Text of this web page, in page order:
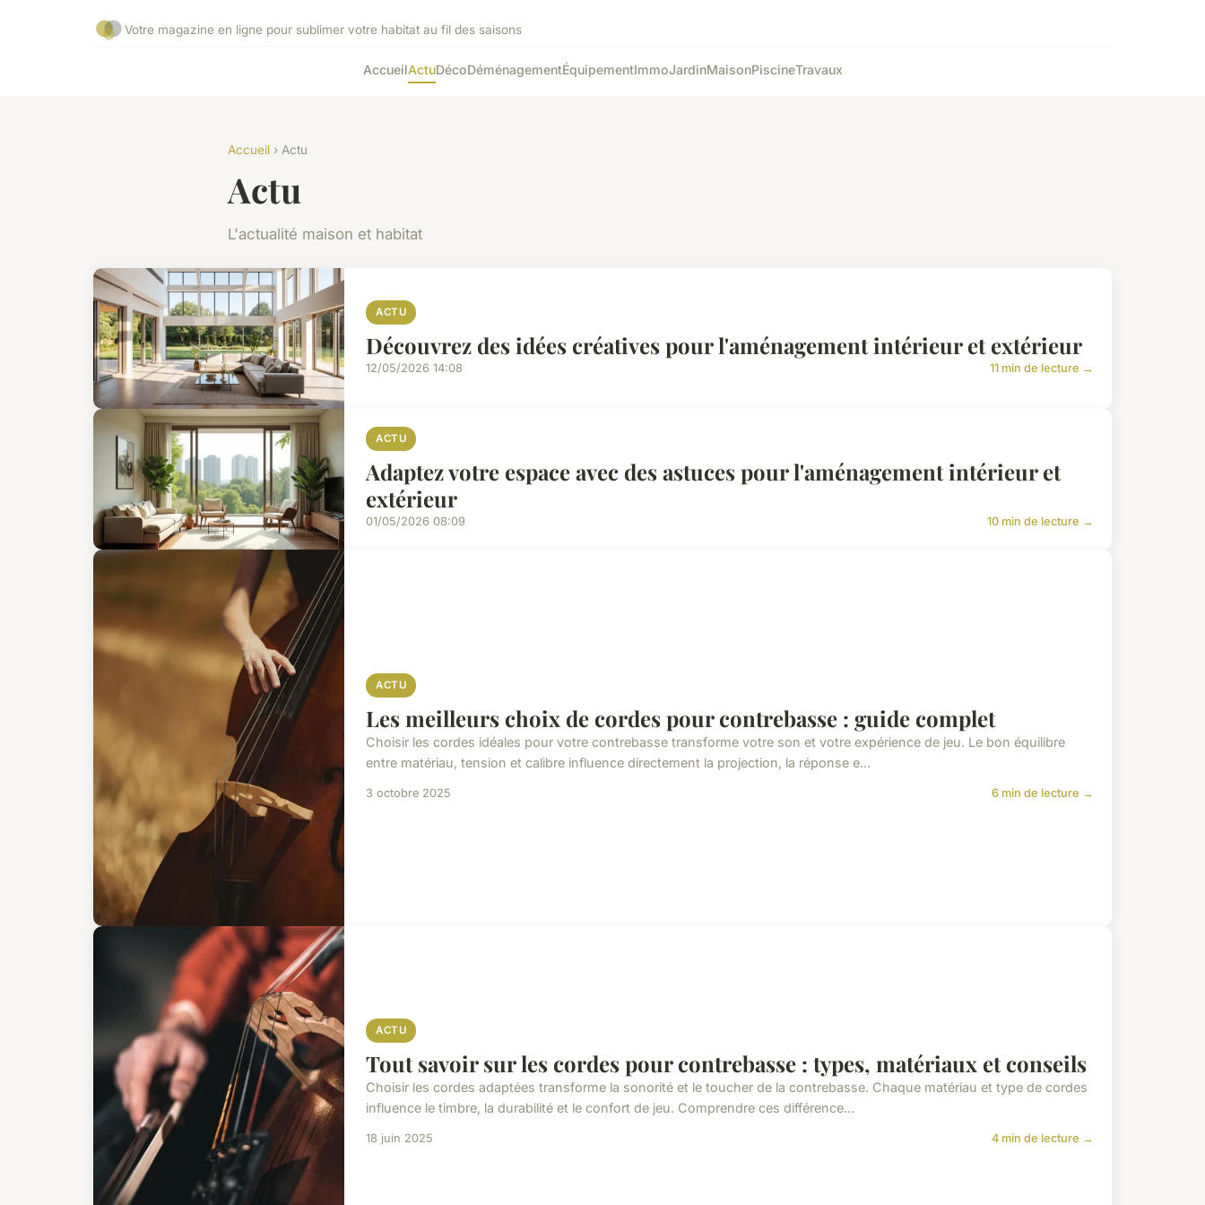
Votre magazine en ligne pour sublimer votre habitat au fil des saisons
AccueilActuDécoDéménagementÉquipementImmoJardinMaisonPiscineTravaux
Accueil › Actu
Actu
L'actualité maison et habitat
ACTU
Découvrez des idées créatives pour l'aménagement intérieur et extérieur
12/05/2026 14:08 11 min de lecture →
ACTU
Adaptez votre espace avec des astuces pour l'aménagement intérieur et
extérieur
01/05/2026 08:09 10 min de lecture →
ACTU
Les meilleurs choix de cordes pour contrebasse : guide complet
Choisir les cordes idéales pour votre contrebasse transforme votre son et votre expérience de jeu. Le bon équilibre
entre matériau, tension et calibre influence directement la projection, la réponse e...
3 octobre 2025 6 min de lecture →
ACTU
Tout savoir sur les cordes pour contrebasse : types, matériaux et conseils
Choisir les cordes adaptées transforme la sonorité et le toucher de la contrebasse. Chaque matériau et type de cordes
influence le timbre, la durabilité et le confort de jeu. Comprendre ces différence...
18 juin 2025 4 min de lecture →